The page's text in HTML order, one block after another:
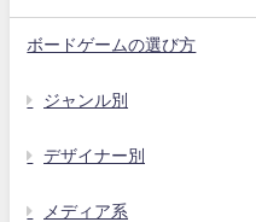
ボードゲームの選び方
ジャンル別
デザイナー別
メディア系